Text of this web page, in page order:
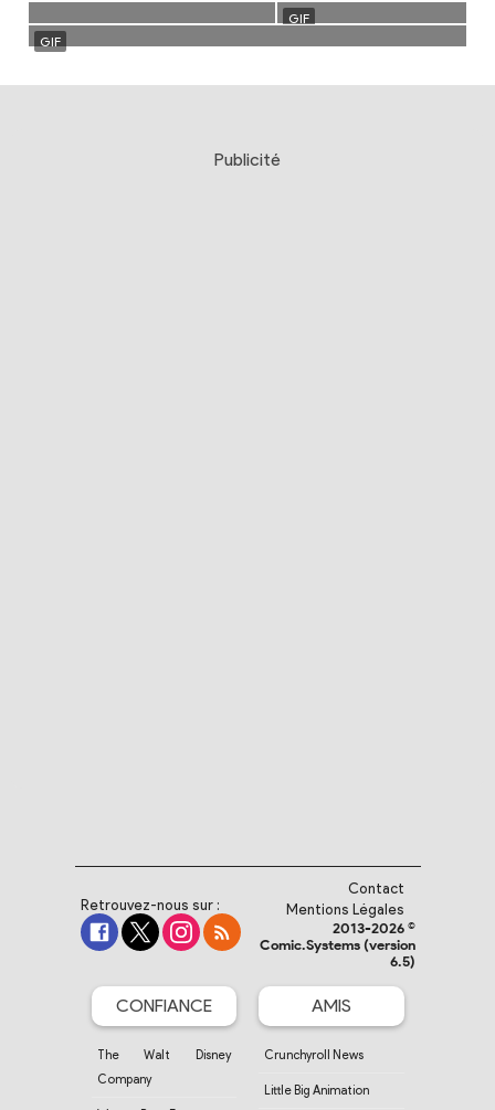
Publicité
Retrouvez-nous sur :
Contact
Mentions Légales
2013-2026 ©
Comic.Systems (version
6.5)
CONFIANCE
The Walt Disney
Company
AMIS
Crunchyroll News
Little Big Animation